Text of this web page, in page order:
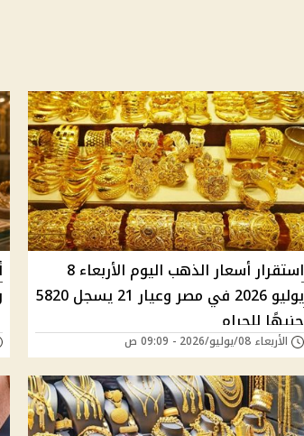
استقرار أسعار الذهب اليوم الأربعاء 8
يوليو 2026 في مصر وعيار 21 يسجل 5820
جنيهًا للجرام
الأربعاء 08/يوليو/2026 - 09:09 ص